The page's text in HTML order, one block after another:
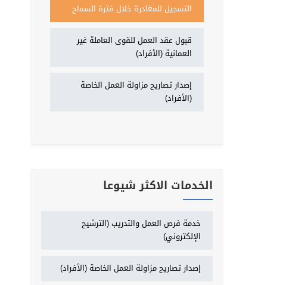
التسجيل للمغادرة خلال فترة السماح
قبول عقد العمل للقوى العاملة غير
العمانية (الأفراد)
إصدار تصاريح مزاولة العمل الخاصة
(الأفراد)
الخدمات الاكثر شيوعا
خدمة فرص العمل والتدريب (الترشيح
الإلكتروني)
إصدار تصاريح مزاولة العمل الخاصة (الأفراد)